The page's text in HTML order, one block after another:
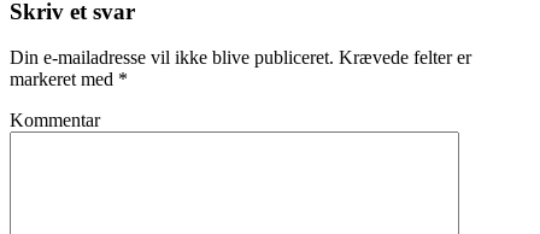
Skriv et svar
Din e-mailadresse vil ikke blive publiceret. Krævede felter er
markeret med *
Kommentar